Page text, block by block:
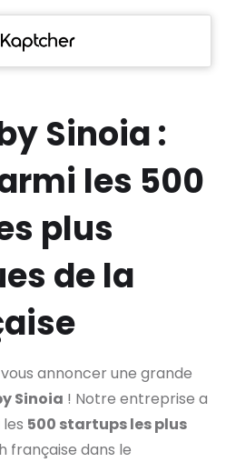
Sinoia :
les 500
plus
de la
annoncer une grande
Sinoia ! Notre entreprise a
500 startups les plus
française dans le